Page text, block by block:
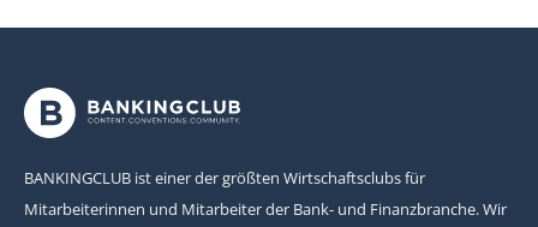
BANKINGCLUB ist einer der größten Wirtschaftsclubs für
Mitarbeiterinnen und Mitarbeiter der Bank- und Finanzbranche. Wir